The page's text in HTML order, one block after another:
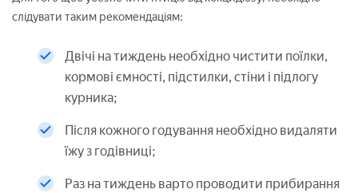
слідувати таким рекомендаціям:
Двічі на тиждень необхідно чистити поїлки,
кормові ємності, підстилки, стіни і підлогу
курника;
Після кожного годування необхідно видаляти
їжу з годівниці;
Раз на тиждень варто проводити прибирання